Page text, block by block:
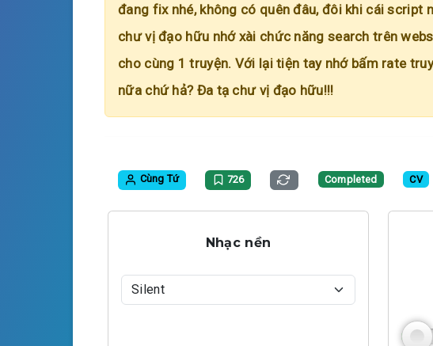
đang fix nhé, không có quên đâu, đôi khi cái script
chư vị đạo hữu nhớ xài chức năng search trên
cho cùng 1 truyện. Với lại tiện tay nhớ bấm rate
nữa chứ hả? Đa tạ chư vị đạo hữu!!!
Cùng Tứ 726 Completed CV
Nhạc nền